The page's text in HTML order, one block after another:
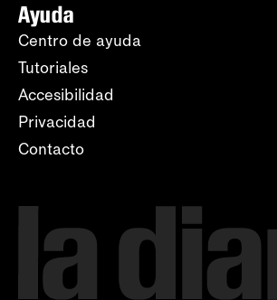
Ayuda
Centro de ayuda
Tutoriales
Accesibilidad
Privacidad
Contacto